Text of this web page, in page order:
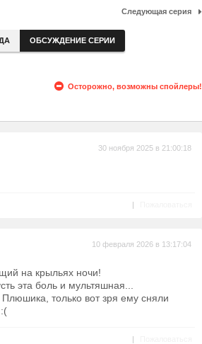
Следующая серия
ОБСУЖДЕНИЕ СЕРИИ
Осторожно, возможны спойлеры!
30 ноября 2025 в 21:00:18
|
10 февраля 2026 в 13:17:04
на крыльях ночи!
эта боль и мультяшная...
только вот зря ему сняли
|